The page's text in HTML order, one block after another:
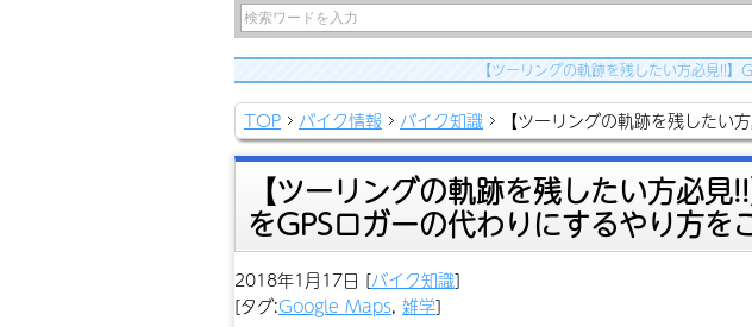
【ツーリングの軌跡を残したい方必見!!
TOP バイク情報 バイク知識 【ツーリングの軌跡を残した
【ツーリングの軌跡を残したい方必
をGPSロガーの代わりにするやり方を
2018年1月17日 [バイク知識]
[タグ:Google Maps, 雑学]